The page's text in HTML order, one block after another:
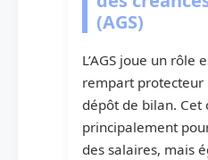
(AGS)
L’AGS joue un rôle
rempart protecteur
dépôt de bilan.
principalement
des salaires, mais